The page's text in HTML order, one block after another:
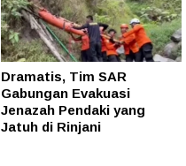
Dramatis, Tim SAR
Gabungan Evakuasi
Jenazah Pendaki yang
Jatuh di Rinjani